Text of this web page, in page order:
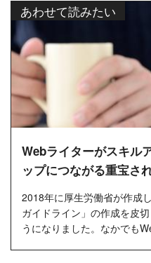
あわせて読みたい
Webライターがスキル
ップにつながる重宝さ
2018年に厚生労働省が作成
ガイドライン」の作成を皮
うになりました。なかでも